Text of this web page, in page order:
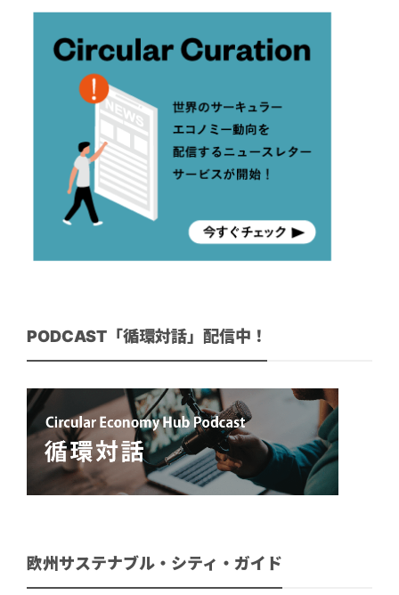
PODCAST「循環対話」配信中！
欧州サステナブル・シティ・ガイド